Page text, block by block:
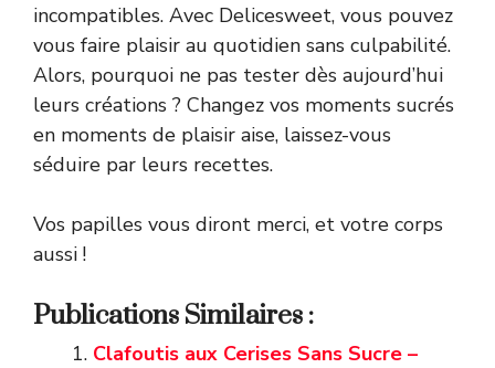
incompatibles. Avec Delicesweet, vous pouvez
vous faire plaisir au quotidien sans culpabilité.
Alors, pourquoi ne pas tester dès aujourd’hui
leurs créations ? Changez vos moments sucrés
en moments de plaisir aise, laissez-vous
séduire par leurs recettes.
Vos papilles vous diront merci, et votre corps
aussi !
Publications Similaires :
Clafoutis aux Cerises Sans Sucre –